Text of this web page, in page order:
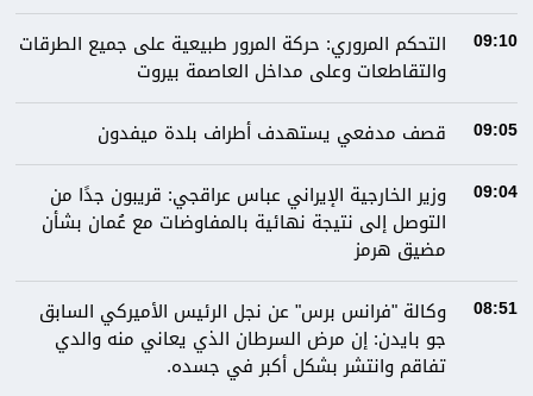
09:10
التحكم المروري: ‏⁧‫حركة المرور‬⁩ طبيعية على جميع الطرقات
والتقاطعات وعلى مداخل العاصمة ⁧‫بيروت
09:05 قصف مدفعي يستهدف أطراف بلدة ميفدون
09:04
وزير الخارجية الإيراني عباس عراقجي: قريبون جدًا من
التوصل إلى نتيجة نهائية بالمفاوضات مع عُمان بشأن
مضيق هرمز
08:51
وكالة "فرانس برس" عن نجل الرئيس الأميركي السابق
جو بايدن: إن مرض السرطان الذي يعاني منه والدي
تفاقم وانتشر بشكل أكبر في جسده.